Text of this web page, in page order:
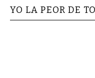
YO LA PEOR DE